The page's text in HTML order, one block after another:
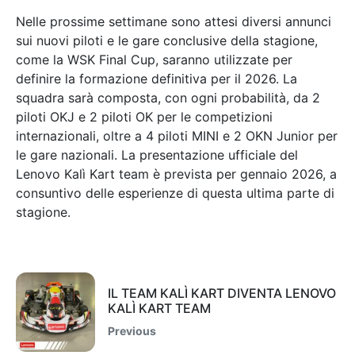
Nelle prossime settimane sono attesi diversi annunci
sui nuovi piloti e le gare conclusive della stagione,
come la WSK Final Cup, saranno utilizzate per
definire la formazione definitiva per il 2026. La
squadra sarà composta, con ogni probabilità, da 2
piloti OKJ e 2 piloti OK per le competizioni
internazionali, oltre a 4 piloti MINI e 2 OKN Junior per
le gare nazionali. La presentazione ufficiale del
Lenovo Kalì Kart team è prevista per gennaio 2026, a
consuntivo delle esperienze di questa ultima parte di
stagione.
IL TEAM KALÌ KART DIVENTA LENOVO
KALÌ KART TEAM
Previous